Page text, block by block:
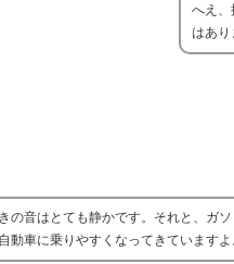
へえ
はあり
の音はとても静かです。それと、ガ
車に乗りやすくなってきていますよ